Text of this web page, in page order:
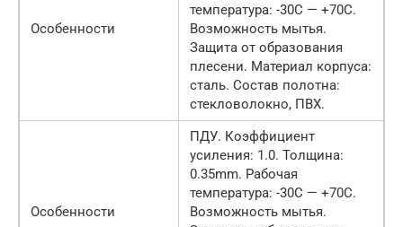
Особенности
температура: -30С — +70С.
Возможность мытья.
Защита от образования
плесени. Материал корпуса:
сталь. Состав полотна:
стекловолокно, ПВХ.
Особенности
ПДУ. Коэффициент
усиления: 1.0. Толщина:
0.35mm. Рабочая
температура: -30С — +70С.
Возможность мытья.